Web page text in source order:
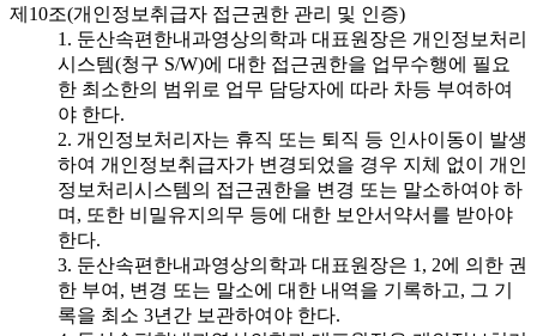
제10조(개인정보취급자 접근권한 관리 및 인증)
1. 둔산속편한내과영상의학과 대표원장은 개인정보처리
시스템(청구 S/W)에 대한 접근권한을 업무수행에 필요
한 최소한의 범위로 업무 담당자에 따라 차등 부여하여
야 한다.
2. 개인정보처리자는 휴직 또는 퇴직 등 인사이동이 발생
하여 개인정보취급자가 변경되었을 경우 지체 없이 개인
정보처리시스템의 접근권한을 변경 또는 말소하여야 하
며, 또한 비밀유지의무 등에 대한 보안서약서를 받아야
한다.
3. 둔산속편한내과영상의학과 대표원장은 1, 2에 의한 권
한 부여, 변경 또는 말소에 대한 내역을 기록하고, 그 기
록을 최소 3년간 보관하여야 한다.